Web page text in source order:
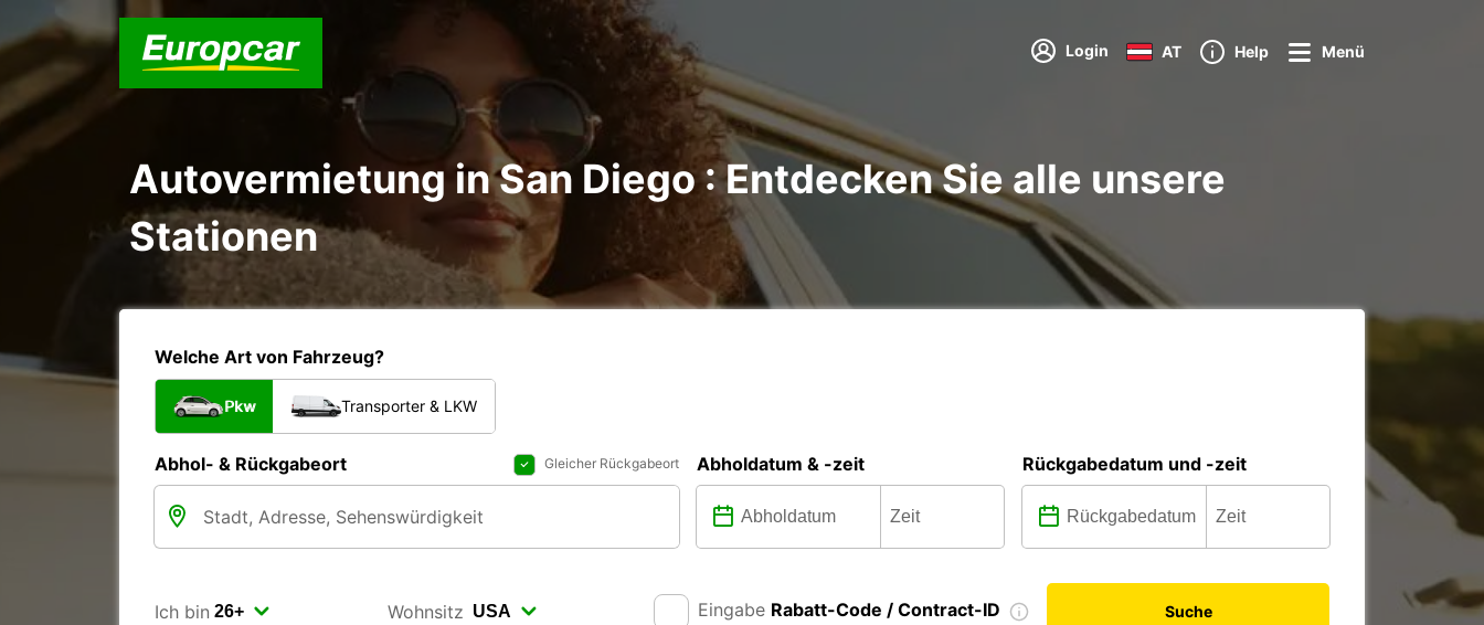
Login AT Help Menü
Autovermietung in San Diego : Entdecken Sie alle unsere
Stationen
Welche Art von Fahrzeug?
Pkw Transporter & LKW
Abhol- & Rückgabeort Gleicher Rückgabeort Abholdatum & -zeit Rückgabedatum und -zeit
Ich bin Wohnsitz Eingabe Rabatt-Code / Contract-ID Suche